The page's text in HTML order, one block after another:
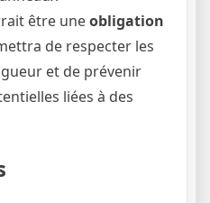
être uneobligation
de respecter les
et de prévenir
liées à des